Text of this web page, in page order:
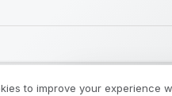
to improve your experience